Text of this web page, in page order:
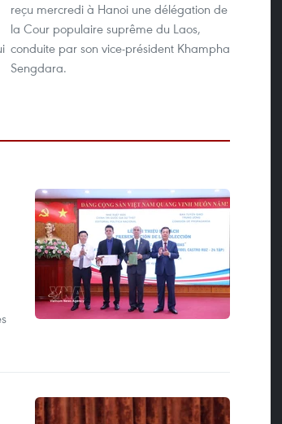
reçu mercredi à Hanoi une délégation de
la Cour populaire suprême du Laos,
conduite par son vice-président Khampha
Sengdara.